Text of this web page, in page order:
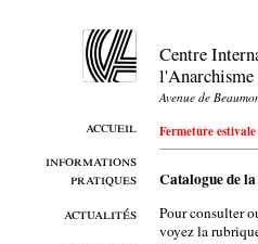
accueil
informations
pratiques
actualités
Centre
Avenue de
Fermeture
Catalogue de
Pour consulter
voyez la